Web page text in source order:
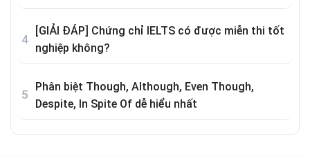
[GIẢI ĐÁP] Chứng chỉ IELTS có được miễn thi tốt
nghiệp không?
Phân biệt Though, Although, Even Though,
Despite, In Spite Of dễ hiểu nhất